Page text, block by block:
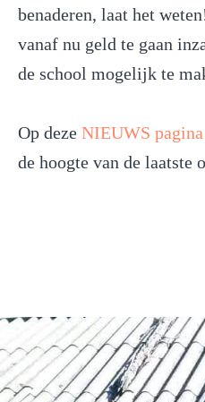
benaderen, laat het
vanaf nu geld te gaan
de school mogelijk te
Op deze NIEUWS pagina
de hoogte van de laatste